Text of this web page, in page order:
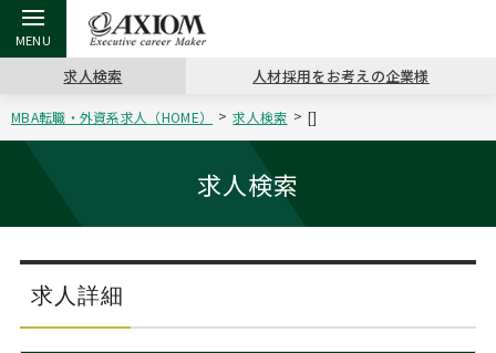
戻る
アクシアムの特長
コンサ
サービス案内 キャリ
コンサルタントの紹介
戻る
キャリア支援 TOP
キャリアデザイン講座
（最新求人市場動向）
MBAの
ステージ別アドバイス
日本か
戻る
転職ツール TOP
英文レジュメの書き方 パワー
職務経歴書の書き方
戻る
転職コラム TOP
“展”職相談室
転職市場の明日をよめ
戻る
イベント・セミナー TOP
ジョブフェア
キャリアデザインセミナー
戻る
会社概要 TOP
沿革
主なクライアント
求人検索 人材採用をお考えの企業様
MBA転職・外資系求人（HOME） 求人検索 []
求人検索
求人詳細